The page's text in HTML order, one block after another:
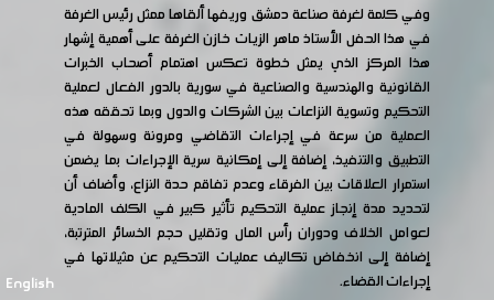
English
وفي كلمة لغرفة صناعة دمشق وريفها ألقاها ممثل رئيس الغرفة
في هذا الحفل الأستاذ ماهر الزيات خازن الغرفة على أهمية إشهار
هذا المركز الذي يمثل خطوة تعكس اهتمام أصحاب الخبرات
القانونية والهندسية والصناعية في سورية بالدور الفعال لعملية
التحكيم وتسوية النزاعات بين الشركات والدول وبما تحققه هذه
العملية من سرعة في إجراءات التقاضي ومرونة وسهولة في
التطبيق والتنفيذ، إضافة إلى إمكانية سرية الإجراءات بما يضمن
استمرار العلاقات بين الفرقاء وعدم تفاقم حدة النزاع، وأضاف أن
لتحديد مدة إنجاز عملية التحكيم تأثير كبير في الكلف المادية
لعوامل الخلاف ودوران رأس المال وتقليل حجم الخسائر المترتبة،
إضافة إلى انخفاض تكاليف عمليات التحكيم عن مثيلاتها في
إجراءات القضاء.